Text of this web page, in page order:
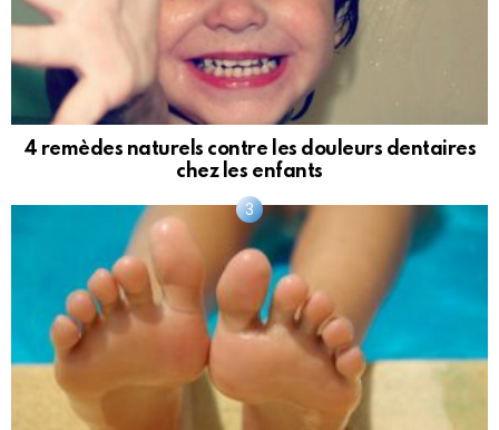
4 remèdes naturels contre les douleurs dentaires
chez les enfants